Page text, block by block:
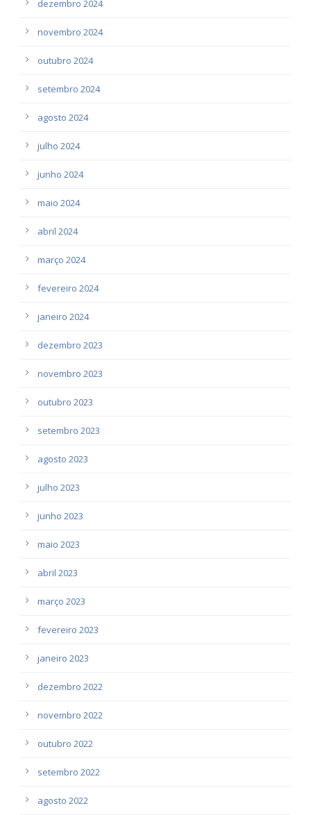
dezembro 2024
novembro 2024
outubro 2024
setembro 2024
agosto 2024
julho 2024
junho 2024
maio 2024
abril 2024
março 2024
fevereiro 2024
janeiro 2024
dezembro 2023
novembro 2023
outubro 2023
setembro 2023
agosto 2023
julho 2023
junho 2023
maio 2023
abril 2023
março 2023
fevereiro 2023
janeiro 2023
dezembro 2022
novembro 2022
outubro 2022
setembro 2022
agosto 2022